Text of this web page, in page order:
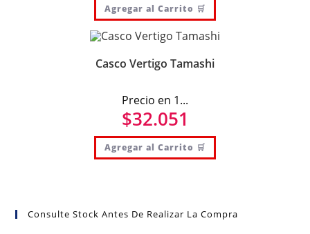
Agregar al Carrito 🛒
Casco Vertigo Tamashi
Precio en 1...
$32.051
Agregar al Carrito 🛒
Consulte Stock Antes De Realizar La Compra